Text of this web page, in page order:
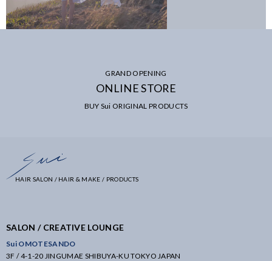
GRAND OPENING
ONLINE STORE
BUY Sui ORIGINAL PRODUCTS
HAIR SALON / HAIR & MAKE / PRODUCTS
SALON / CREATIVE LOUNGE
Sui OMOTESANDO
3F / 4-1-20 JINGUMAE SHIBUYA-KU TOKYO JAPAN